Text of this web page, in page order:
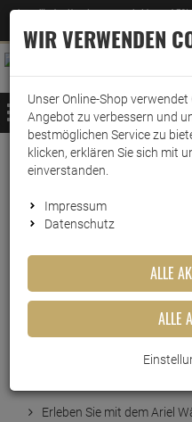
Jetzt für den Newsletter entscheiden und
–Zum
MENÜ
Weiter einkaufen
Vollwaschmittel
Ariel Wäsche-
Liter
Artikel-Nummer:10017374
Erleben Sie mit dem Ariel
WIR VERWENDEN
Unser Online-Shop
Angebot zu verbessern und
bestmöglichen Service zu
klicken, erklären Sie sich mit
einverstanden.
Impressum
Datenschutz
ALLE
ALLE